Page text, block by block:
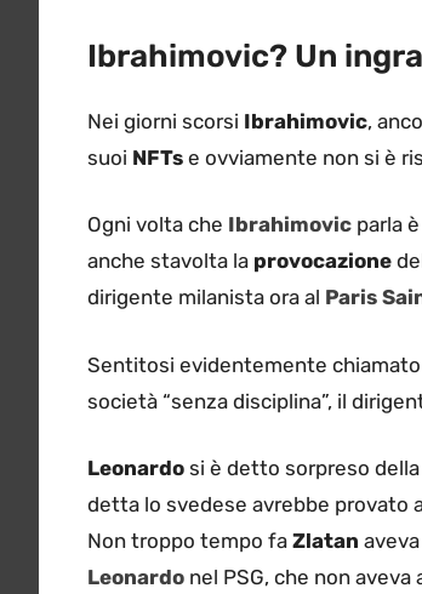
Ibrahimovic? Un
Nei giorni scorsi Ibrahimovic,
suoi NFTs e ovviamente non si è
Ogni volta che Ibrahimovic parla
anche stavolta la provocazione
dirigente milanista ora al Paris
Sentitosi evidentemente
società “senza disciplina”, il
Leonardo si è detto sorpreso
detta lo svedese avrebbe provato
Non troppo tempo fa Zlatan
Leonardo nel PSG, che non